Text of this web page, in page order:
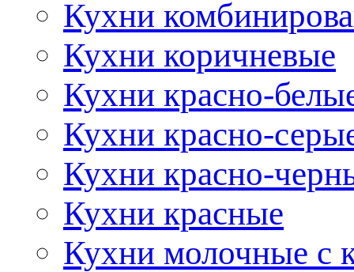
Кухни
Кухни коричневые
Кухни красно-
Кухни красно-
Кухни красно-
Кухни красные
Кухни молочные с